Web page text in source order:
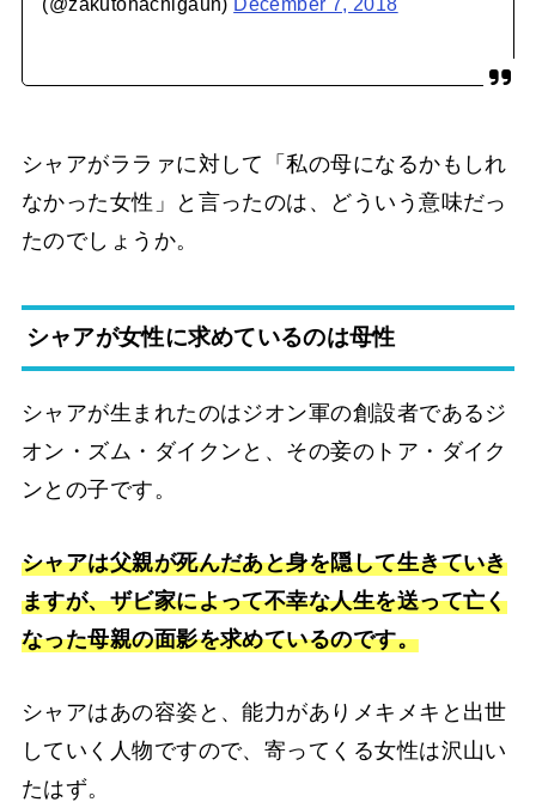
シャアがララァに対して「私の母になるかもしれ
なかった女性」と言ったのは、どういう意味だっ
たのでしょうか。
シャアが女性に求めているのは母性
シャアが生まれたのはジオン軍の創設者であるジ
オン・ズム・ダイクンと、その妾のトア・ダイク
ンとの子です。
シャアは父親が死んだあと身を隠して生きていき
ますが、ザビ家によって不幸な人生を送って亡く
なった母親の面影を求めているのです。
シャアはあの容姿と、能力がありメキメキと出世
していく人物ですので、寄ってくる女性は沢山い
たはず。